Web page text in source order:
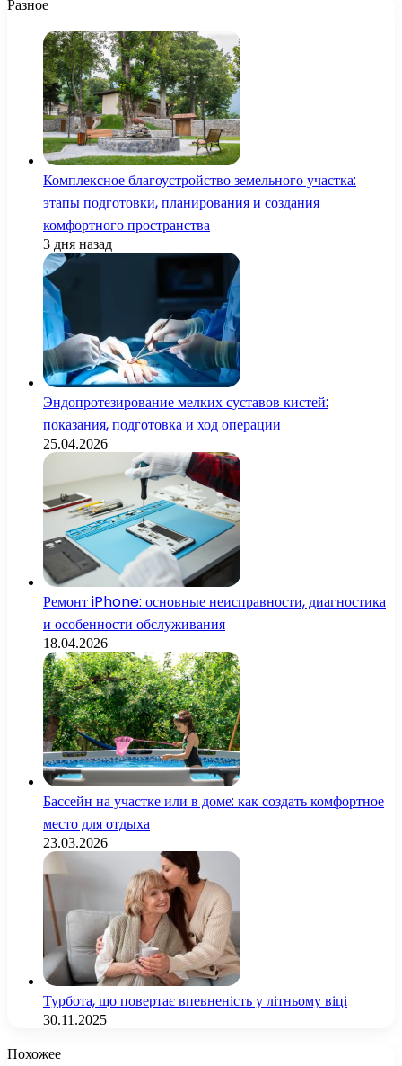
Разное
Комплексное благоустройство земельного участка:
этапы подготовки, планирования и создания
комфортного пространства
3 дня назад
Эндопротезирование мелких суставов кистей:
показания, подготовка и ход операции
25.04.2026
Ремонт iPhone: основные неисправности, диагностика
и особенности обслуживания
18.04.2026
Бассейн на участке или в доме: как создать комфортное
место для отдыха
23.03.2026
Турбота, що повертає впевненість у літньому віці
30.11.2025
Похожее